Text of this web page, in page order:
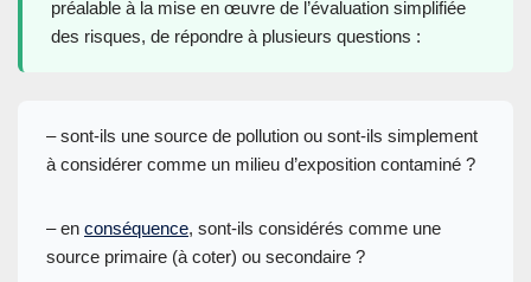
préalable à la mise en œuvre de l’évaluation simplifiée
des risques, de répondre à plusieurs questions :
– sont-ils une source de pollution ou sont-ils simplement
à considérer comme un milieu d’exposition contaminé ?
– en conséquence, sont-ils considérés comme une
source primaire (à coter) ou secondaire ?